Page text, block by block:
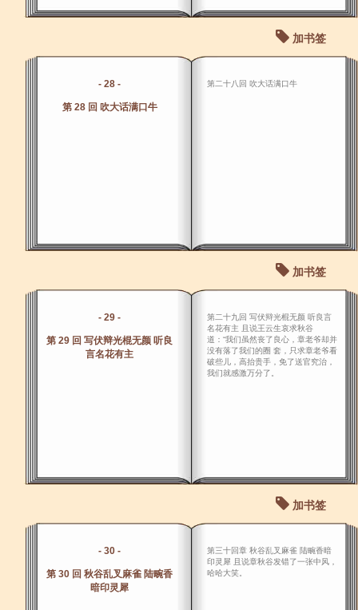
加书签
- 28 -
第 28 回 吹大话满口牛
第二十八回 吹大话满口牛
加书签
- 29 -
第 29 回 写伏辩光棍无颜 听良
言名花有主
第二十九回 写伏辩光棍无颜 听良言
名花有主 且说王云生哀求秋谷
道：“我们虽然丧了良心，章老爷却并
没有落了我们的圈 套，只求章老爷看
破些儿，高抬贵手，免了送官究治，
我们就感激万分了。
加书签
- 30 -
第 30 回 秋谷乱叉麻雀 陆畹香
暗印灵犀
第三十回章 秋谷乱叉麻雀 陆畹香暗
印灵犀 且说章秋谷发错了一张中风，
哈哈大笑。